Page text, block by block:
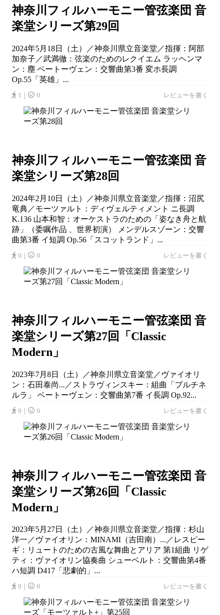
神奈川フィルハーモニー管弦楽団 音
楽堂シリーズ第29回
2024年5月18日（土）／神奈川県立音楽堂／指揮：阿部
加奈子／武満徹：弦楽のためのレクイエム ラッヘンマ
ン：塵 ベートーヴェン：交響曲第3番 変ホ長調
Op.55「英雄」...
1｜ 0 レビューを書く
神奈川フィルハーモニー管弦楽団 音
楽堂シリーズ第28回
2024年2月10日（土）／神奈川県立音楽堂／指揮：沼尻
竜典／モーツァルト：ディヴェルティメント ニ長調
K.136 山本和智：オーケストラのための「姿なき舟と航
跡」（委嘱作品 、世界初演） メンデルスゾーン：交響
曲第3番 イ短調 Op.56「スコットランド」...
0｜ 0 レビューを書く
神奈川フィルハーモニー管弦楽団 音
楽堂シリーズ第27回「Classic
Modern」
2023年7月8日（土）／神奈川県立音楽堂／ヴァイオリ
ン：石田泰尚...／ストラヴィンスキー：組曲「プルチネ
ルラ」 ベートーヴェン：交響曲第7番 イ長調 Op.92...
0｜ 0 レビューを書く
神奈川フィルハーモニー管弦楽団 音
楽堂シリーズ第26回「Classic
Modern」
2023年5月27日（土）／神奈川県立音楽堂／指揮：杉山
洋一／ヴァイオリン：MINAMI（吉田南）...／レスピー
ギ：リュートのための古風な舞曲とアリア 第1組曲 リゲ
ティ：ヴァイオリン協奏曲 シューベルト：交響曲第4番
ハ短調 D417「悲劇的」...
0｜ 0 レビューを書く